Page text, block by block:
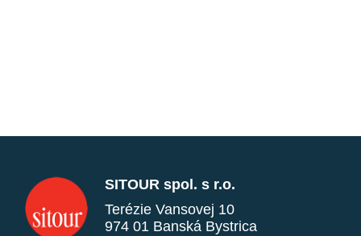
SITOUR spol. s r.o.
Terézie Vansovej 10
974 01 Banská Bystrica